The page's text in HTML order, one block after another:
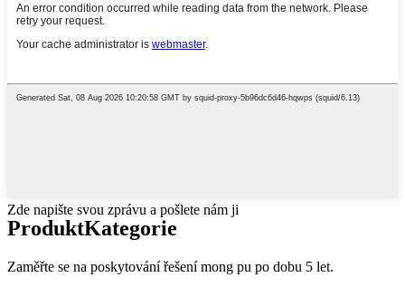
Zde napište svou zprávu a pošlete nám ji
ProduktKategorie
Zaměřte se na poskytování řešení mong pu po dobu 5 let.